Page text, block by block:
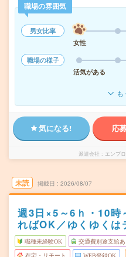
職場の雰囲気
男女比率
女性
職場の様子
活気がある
気になる! 応
派遣会社 エンプ
未読 掲載日 2026/08/07
週3日×5～6ｈ・10時
ればOK／ゆくゆくは
職種未経験OK 交通費別途支給あ
在宅・リモート WEB登録OK